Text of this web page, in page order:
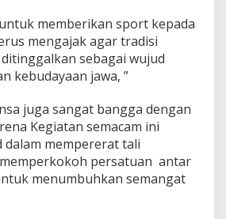
memberikan sport kepada
mengajak agar tradisi
sebagai wujud
kebudayaan jawa, ”
juga sangat bangga dengan
Kegiatan semacam ini
dalam mempererat tali
persatuan antar
menumbuhkan semangat